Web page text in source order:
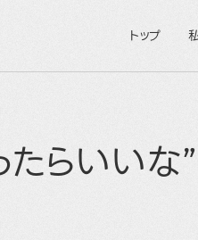
トップ
らいい